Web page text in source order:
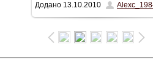
647x462/ 65.4Kb
Додано 13.10.2010